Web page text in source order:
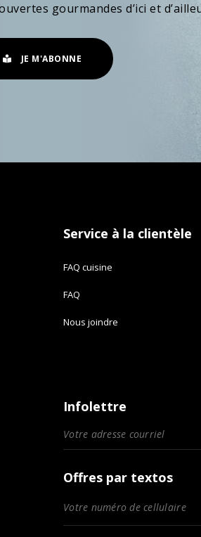
gourmandes d’ici et
JE M'ABONNE
Service à la clientèle
FAQ cuisine
FAQ
Nous joindre
Infolettre
Offres par textos